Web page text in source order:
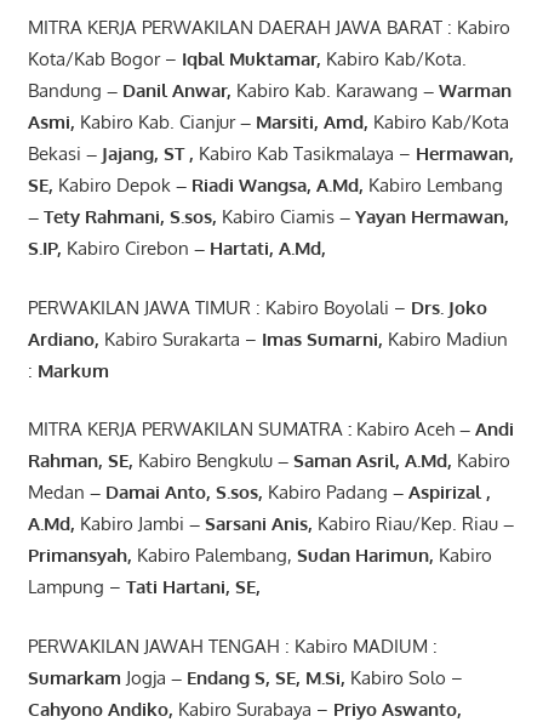
MITRA KERJA PERWAKILAN DAERAH JAWA BARAT : Kabiro
Kota/Kab Bogor – Iqbal Muktamar, Kabiro Kab/Kota.
Bandung – Danil Anwar, Kabiro Kab. Karawang –Warman
Asmi, Kabiro Kab. Cianjur– Marsiti, Amd, Kabiro Kab/Kota
Bekasi – Jajang, ST , Kabiro Kab Tasikmalaya – Hermawan,
SE, Kabiro Depok– Riadi Wangsa, A.Md, Kabiro Lembang
– Tety Rahmani, S.sos, Kabiro Ciamis– Yayan Hermawan,
S.IP, Kabiro Cirebon – Hartati, A.Md,
PERWAKILAN JAWA TIMUR : Kabiro Boyolali – Drs. Joko
Ardiano, Kabiro Surakarta – Imas Sumarni, Kabiro Madiun
: Markum
MITRA KERJA PERWAKILAN SUMATRA :Kabiro Aceh– Andi
Rahman, SE, Kabiro Bengkulu– Saman Asril, A.Md, Kabiro
Medan – Damai Anto, S.sos, Kabiro Padang – Aspirizal ,
A.Md, Kabiro Jambi – Sarsani Anis, Kabiro Riau/Kep. Riau–
Primansyah, Kabiro Palembang, Sudan Harimun, Kabiro
Lampung – Tati Hartani, SE,
PERWAKILAN JAWAH TENGAH : Kabiro MADIUM :
Sumarkam Jogja – EndangS, SE, M.Si, Kabiro Solo –
Cahyono Andiko, Kabiro Surabaya – Priyo Aswanto,